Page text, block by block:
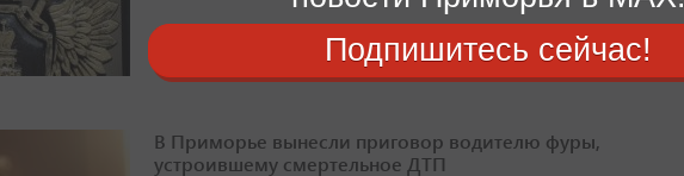
11:49, 5 августа 2026
В Приморье вынесли приговор водителю фуры,
устроившему смертельное ДТП
Подпишитесь сейчас!